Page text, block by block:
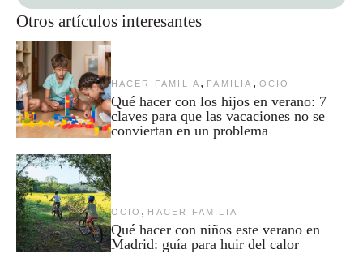
Otros artículos interesantes
HACER FAMILIA , FAMILIA , OCIO
Qué hacer con los hijos en verano: 7
claves para que las vacaciones no se
conviertan en un problema
OCIO , HACER FAMILIA
Qué hacer con niños este verano en
Madrid: guía para huir del calor